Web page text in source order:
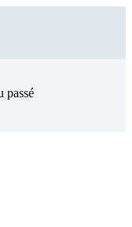
passé